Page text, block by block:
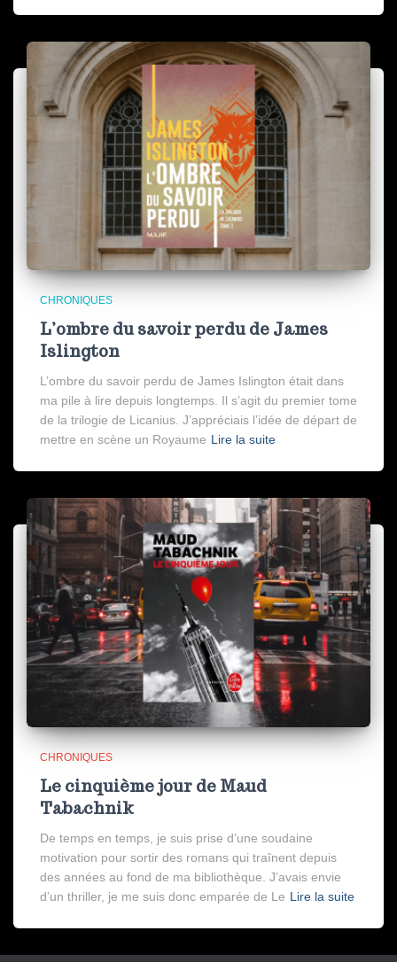
CHRONIQUES
L’ombre du savoir perdu de James
Islington
L’ombre du savoir perdu de James Islington était dans
ma pile à lire depuis longtemps. Il s’agit du premier tome
de la trilogie de Licanius. J’appréciais l’idée de départ de
mettre en scène un Royaume Lire la suite
CHRONIQUES
Le cinquième jour de Maud
Tabachnik
De temps en temps, je suis prise d’une soudaine
motivation pour sortir des romans qui traînent depuis
des années au fond de ma bibliothèque. J’avais envie
d’un thriller, je me suis donc emparée de Le Lire la suite